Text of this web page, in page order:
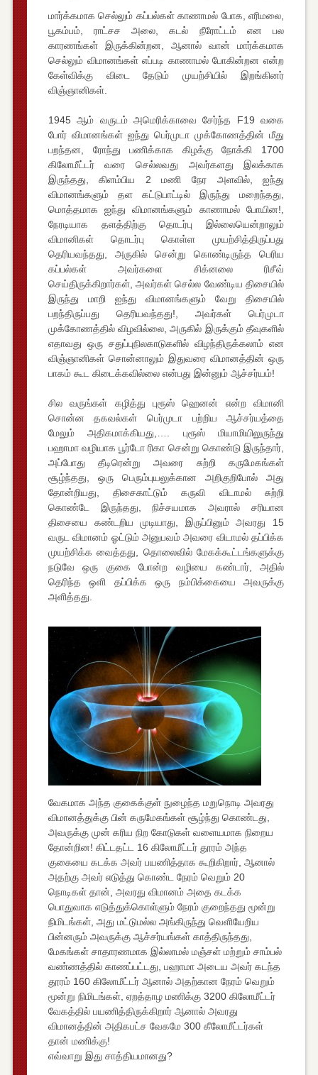
மார்க்கமாக செல்லும் கப்பல்கள் காணாமல் போக, எரிமலை,
பூகம்பம், ராட்சச அலை, கடல் நீரோட்டம் என பல
காரணங்கள் இருக்கின்றன, ஆனால் வான் மார்க்கமாக
செல்லும் விமானங்கள் எப்படி காணாமல் போகின்றன என்ற
கேள்விக்கு விடை தேடும் முயற்சியில் இறங்கினர்
விஞ்ஞானிகள்.
1945 ஆம் வருடம் அமெரிக்காவை சேர்ந்த F19 வகை
போர் விமானங்கள் ஐந்து பெர்முடா முக்கோணத்தின் மீது
பறந்தன, ரோந்து பணிக்காக கிழக்கு நோக்கி 1700
கிலோமீட்டர் வரை செல்லவது அவர்களது இலக்காக
இருந்தது, கிளம்பிய 2 மணி நேர அளவில், ஐந்து
விமானங்களும் தள கட்டுபாட்டில் இருந்து மறைந்தது,
மொத்தமாக ஐந்து விமானங்களும் காணாமல் போயின!,
நேரடியாக தளத்திற்கு தொடர்பு இல்லையென்றாலும்
விமானிகள் தொடர்பு கொள்ள முயற்சித்திருப்பது
தெரியவந்தது, அருகில் சென்று கொண்டிருந்த பெரிய
கப்பல்கள் அவர்களை சிக்னலை ரிசீவ்
செய்திருக்கிறார்கள், அவர்கள் செல்ல வேண்டிய திசையில்
இருந்து மாறி ஐந்து விமானங்களும் வேறு திசையில்
பறந்திருப்பது தெரியவந்தது!, அவர்கள் பெர்முடா
முக்கோணத்தில் விழவில்லை, அருகில் இருக்கும் தீவுகளில்
எதாவது ஒரு சதுப்புநிலகாடுகளில் விழந்திருக்கலாம் என
விஞ்ஞானிகள் சொன்னாலும் இதுவரை விமானத்தின் ஒரு
பாகம் கூட கிடைக்கவில்லை என்பது இன்னும் ஆச்சர்யம்!
சில வருங்கள் கழித்து புரூஸ் ஹெனன் என்ற விமானி
சொன்ன தகவல்கள் பெர்முடா பற்றிய ஆச்சர்யத்தை
மேலும் அதிகமாக்கியது,…. புரூஸ் மியாமியிலுருந்து
பஹாமா வழியாக பூர்டோ ரிகா சென்று கொண்டு இருந்தார்,
அப்போது தீடிரென்று அவரை சுற்றி கருமேகங்கள்
சூழ்ந்தது, ஒரு பெரும்புயலுக்கான அறிகுறிபோல் அது
தோன்றியது, திசைகாட்டும் கருவி விடாமல் சுற்றி
கொண்டே இருந்தது, நிச்சயமாக அவரால் சரியான
திசையை கண்டறிய முடியாது, இருப்பினும் அவரது 15
வருட விமானம் ஓட்டும் அனுபவம் அவரை விடாமல் தப்பிக்க
முயற்சிக்க வைத்தது, தொலைவில் மேகக்கூட்டங்களுக்கு
நடுவே ஒரு குகை போன்ற வழியை கண்டார், அதில்
தெரிந்த ஒளி தப்பிக்க ஒரு நம்பிக்கையை அவருக்கு
அளித்தது.
வேகமாக அந்த குகைக்குள் நுழைந்த மறுநொடி அவரது
விமானத்துக்கு பின் கருமேகங்கள் சூழ்ந்து கொண்டது,
அவருக்கு முன் கரிய நிற கோடுகள் வளையமாக நிறைய
தோன்றின! கிட்டதட்ட 16 கிலோமீட்டர் தூரம் அந்த
குகையை கடக்க அவர் பயணித்தாக கூறிகிறார், ஆனால்
அதற்கு அவர் எடுத்து கொண்ட நேரம் வெறும் 20
நொடிகள் தான், அவரது விமானம் அதை கடக்க
பொதுவாக எடுத்துக்கொள்ளும் நேரம் குறைந்தது மூன்று
நிமிடங்கள், அது மட்டுமல்ல அங்கிருந்து வெளியேறிய
பின்னரும் அவருக்கு ஆச்சர்யங்கள் காத்திருந்தது,
மேகங்கள் சாதாரணமாக இல்லாமல் மஞ்சள் மற்றும் சாம்பல்
வண்ணத்தில் காணப்பட்டது, பஹாமா அடைய அவர் கடந்த
தூரம் 160 கிலோமீட்டர் ஆனால் அதற்கான நேரம் வெறும்
மூன்று நிமிடங்கள், ஏறத்தாழ மணிக்கு 3200 கிலோமீட்டர்
வேகத்தில் பயணித்திருக்கிறார் ஆனால் அவரது
விமானத்தின் அதிகபட்ச வேகமே 300 கீலோமீட்டர்கள்
தான் மணிக்கு!
எவ்வாறு இது சாத்தியமானது?